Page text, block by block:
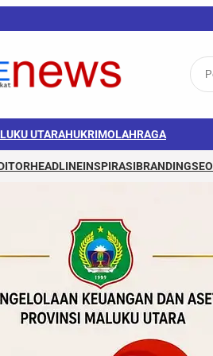
UTARAHUKRIMOLAHRAGA
HEADLINEINSPIRASIBRANDINGSEO